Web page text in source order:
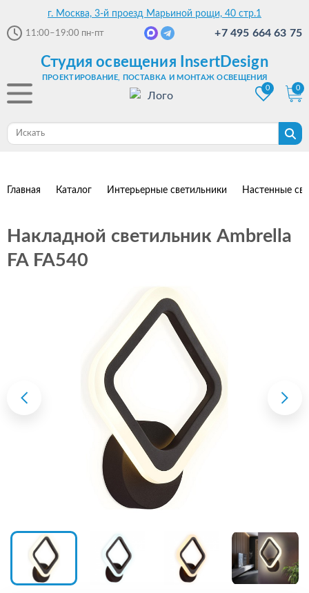
г. Москва, 3-й проезд Марьиной рощи, 40 стр.1
11:00–19:00 пн-пт +7 495 664 63 75
Студия освещения InsertDesign
ПРОЕКТИРОВАНИЕ, ПОСТАВКА И МОНТАЖ ОСВЕЩЕНИЯ
0
0
Главная Каталог Интерьерные светильники Настенные
Накладной светильник Ambrella
FA FA540